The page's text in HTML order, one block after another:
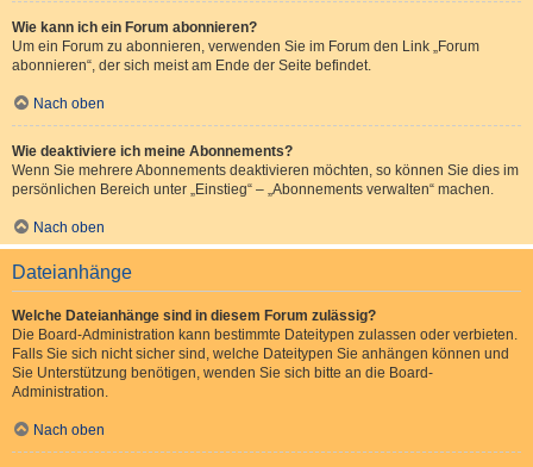
Wie kann ich ein Forum abonnieren?
Um ein Forum zu abonnieren, verwenden Sie im Forum den Link „Forum
abonnieren“, der sich meist am Ende der Seite befindet.
Nach oben
Wie deaktiviere ich meine Abonnements?
Wenn Sie mehrere Abonnements deaktivieren möchten, so können Sie dies im
persönlichen Bereich unter „Einstieg“ – „Abonnements verwalten“ machen.
Nach oben
Dateianhänge
Welche Dateianhänge sind in diesem Forum zulässig?
Die Board-Administration kann bestimmte Dateitypen zulassen oder verbieten.
Falls Sie sich nicht sicher sind, welche Dateitypen Sie anhängen können und
Sie Unterstützung benötigen, wenden Sie sich bitte an die Board-
Administration.
Nach oben